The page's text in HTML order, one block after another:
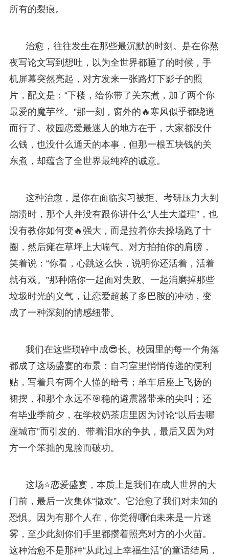
所有的裂痕。
治愈，往往发生在那些最沉默的时刻。是在你熬
夜写论文写到想吐，以为全世界都睡了的时候，手
机屏幕突然亮起，对方发来一张路灯下影子的照
片，配文是：“下楼，给你带了关东煮，加了两个你
最爱的魔芋丝。”那一刻，窗外的🔥寒风似乎都绕道
而行了。校园恋爱最迷人的地方在于，大家都没什
么钱，也没什么通天的本事，但那一根五块钱的关
东煮，却蕴含了全世界最纯粹的诚意。
这种治愈，是你在面临实习被拒、考研压力大到
崩溃时，那个人并没有跟你讲什么“人生大道理”，也
没有教你如何变🔥强大，而是拉着你去操场跑了十
圈，然后瘫在草坪上大喘气。对方拍拍你的肩膀，
笑着说：“你看，心跳这么快，说明你还活着，活着
就有戏。”那种陪你一起面对失败、一起消磨掉那些
垃圾时光的义气，让恋爱超越了多巴胺的冲动，变
成了一种深刻的情感纽带。
我们在这些琐碎中成😎长。校园里的每一个角落
都成了这场盛宴的布景：自习室里悄悄传递的便利
贴，写着只有两个人懂的暗号；单车后座上飞扬的
裙摆，和那个永远不🎯稳的避震器带来的尖叫；还
有毕业季前夕，在学校奶茶店里因为讨论“以后去哪
座城市”而引发的、带着泪水的争执，最后又因为对
方一个笨拙的鬼脸而破功。
这场⭐恋爱盛宴，本质上是我们在成人世界的大
门前，最后一次集体“撒欢”。它治愈了我们对未知的
恐惧。因为有那个人在，你觉得哪怕未来是一片迷
雾，至少此刻你们手里都攒着照亮对方的小火苗。
这种治愈不是那种“从此过上幸福生活”的童话结局，